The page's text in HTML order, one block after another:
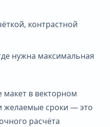
контрастной
нужна максимальная
макет в векторном
желаемые сроки — это
расчёта